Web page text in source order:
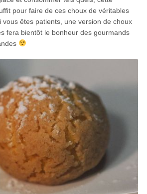
pour faire de ces choux de véritables
vous êtes patients, une version de choux
fera bientôt le bonheur des gourmands